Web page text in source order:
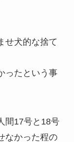
せ犬的な捨て
ったという事
間17号と18号
なかった程の